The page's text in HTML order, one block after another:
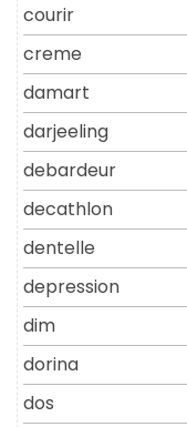
courir
creme
damart
darjeeling
debardeur
decathlon
dentelle
depression
dim
dorina
dos